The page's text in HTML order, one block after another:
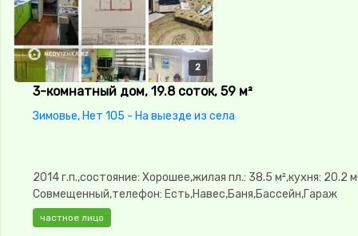
2
2
3-комнатный дом, 19.8 соток, 59 м²
Зимовье, Нет 105 - На выезде из села
2014 г.п.,состояние: Хорошее,жилая пл.: 38.5 м²,кухня: 20.2
Совмещенный,телефон: Есть,Навес,Баня,Бассейн,Гараж
частное лицо